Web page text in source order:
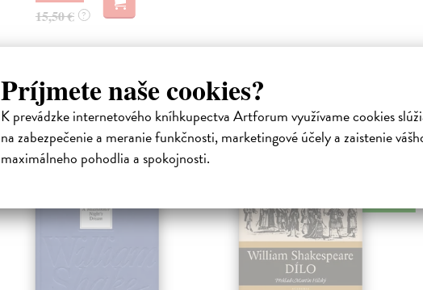
Príjmete naše cookies?
K prevádzke internetového kníhkupectva Artforum využívame cookies
na zabezpečenie a meranie funkčnosti, marketingové účely a zaistenie
maximálneho pohodlia a spokojnosti.
15,50 € ?
Čitatelia s podobným